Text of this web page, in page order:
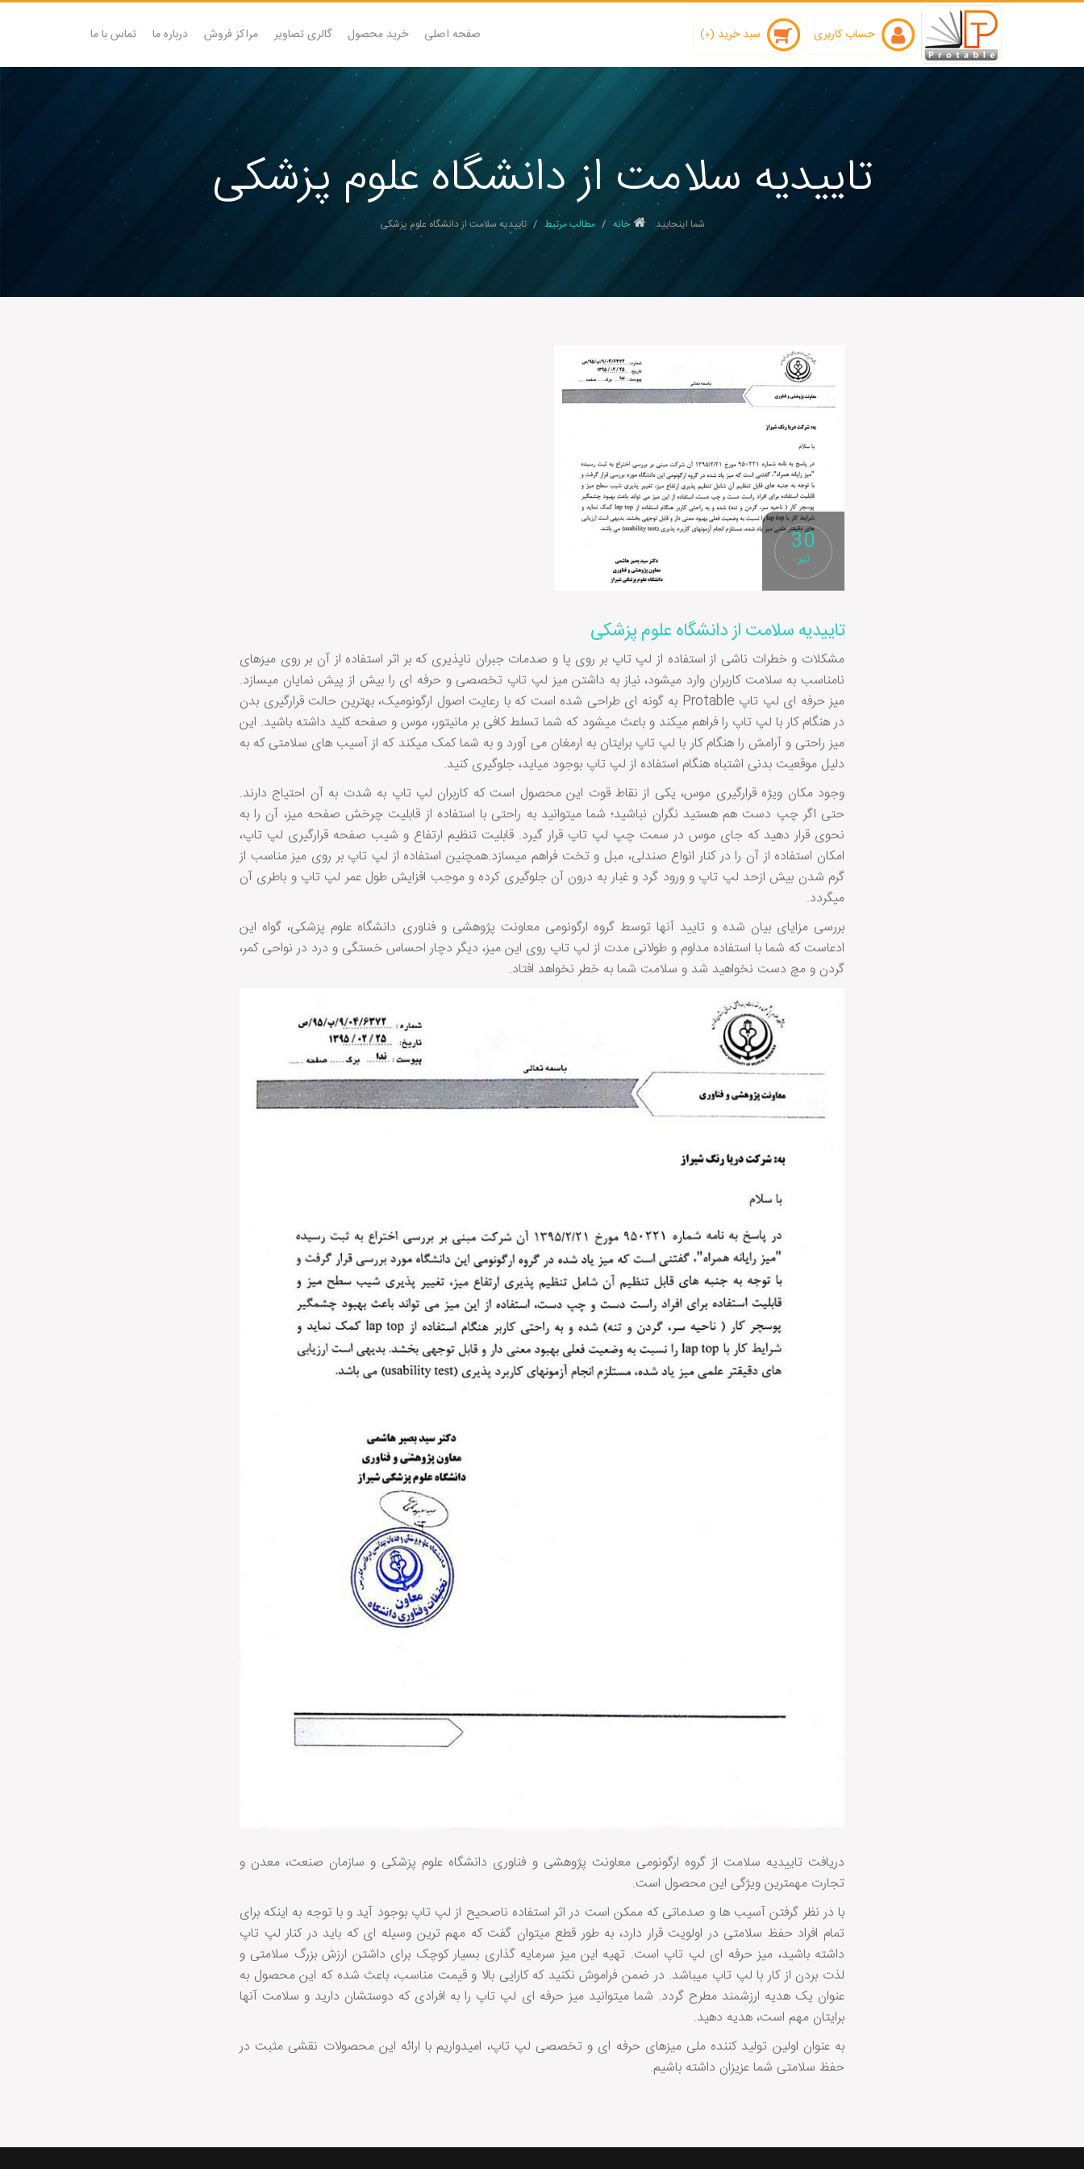
حساب کاربری سبد خرید (۰) صفحه اصلی خرید محصول گالری تصاویر مراکز فروش درباره ما تماس با ما
تاییدیه سلامت از دانشگاه علوم پزشکی
شما اینجایید: خانه مطالب مرتبط تاییدیه سلامت از دانشگاه علوم پزشکی
30
تیر
تاییدیه سلامت از دانشگاه علوم پزشکی
مشکلات و خطرات ناشی از استفاده از لپ تاپ بر روی پا و صدمات جبران ناپذیری که بر اثر استفاده از آن بر روی میزهای
نامناسب به سلامت کاربران وارد میشود، نیاز به داشتن میز لپ تاپ تخصصی و حرفه ای را بیش از پیش نمایان میسازد.
میز حرفه ای لپ تاپ Protable به گونه ای طراحی شده است که با رعایت اصول ارگونومیک، بهترین حالت قرارگیری بدن
در هنگام کار با لپ تاپ را فراهم میکند و باعث میشود که شما تسلط کافی بر مانیتور، موس و صفحه کلید داشته باشید. این
میز راحتی و آرامش را هنگام کار با لپ تاپ برایتان به ارمغان می آورد و به شما کمک میکند که از آسیب های سلامتی که به
دلیل موقعیت بدنی اشتباه هنگام استفاده از لپ تاپ بوجود میاید، جلوگیری کنید.
وجود مکان ویژه قرارگیری موس، یکی از نقاط قوت این محصول است که کاربران لپ تاپ به شدت به آن احتیاج دارند.
حتی اگر چپ دست هم هستید نگران نباشید؛ شما میتوانید به راحتی با استفاده از قابلیت چرخش صفحه میز، آن را به
نحوی قرار دهید که جای موس در سمت چپ لپ تاپ قرار گیرد. قابلیت تنظیم ارتفاع و شیب صفحه قرارگیری لپ تاپ،
امکان استفاده از آن را در کنار انواع صندلی، مبل و تخت فراهم میسازد.همچنین استفاده از لپ تاپ بر روی میز مناسب از
گرم شدن بیش ازحد لپ تاپ و ورود گرد و غبار به درون آن جلوگیری کرده و موجب افزایش طول عمر لپ تاپ و باطری آن
میگردد.
بررسی مزایای بیان شده و تایید آنها توسط گروه ارگونومی معاونت پژوهشی و فناوری دانشگاه علوم پزشکی، گواه این
ادعاست که شما با استفاده مداوم و طولانی مدت از لپ تاپ روی این میز، دیگر دچار احساس خستگی و درد در نواحی کمر،
گردن و مچ دست نخواهید شد و سلامت شما به خطر نخواهد افتاد.
دریافت تاییدیه سلامت از گروه ارگونومی معاونت پژوهشی و فناوری دانشگاه علوم پزشکی و سازمان صنعت، معدن و
تجارت مهمترین ویژگی این محصول است.
با در نظر گرفتن آسیب ها و صدماتی که ممکن است در اثر استفاده ناصحیح از لپ تاپ بوجود آید و با توجه به اینکه برای
تمام افراد حفظ سلامتی در اولویت قرار دارد، به طور قطع میتوان گفت که مهم ترین وسیله ای که باید در کنار لپ تاپ
داشته باشید، میز حرفه ای لپ تاپ است. تهیه این میز سرمایه گذاری بسیار کوچک برای داشتن ارزش بزرگ سلامتی و
لذت بردن از کار با لپ تاپ میباشد. در ضمن فراموش نکنید که کارایی بالا و قیمت مناسب، باعث شده که این محصول به
عنوان یک هدیه ارزشمند مطرح گردد. شما میتوانید میز حرفه ای لپ تاپ را به افرادی که دوستشان دارید و سلامت آنها
برایتان مهم است، هدیه دهید.
به عنوان اولین تولید کننده ملی میزهای حرفه ای و تخصصی لپ تاپ، امیدواریم با ارائه این محصولات نقشی مثبت در
حفظ سلامتی شما عزیزان داشته باشیم.